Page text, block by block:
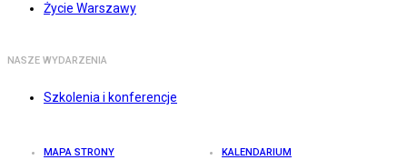
Życie Warszawy
NASZE WYDARZENIA
Szkolenia i konferencje
MAPA STRONY KALENDARIUM